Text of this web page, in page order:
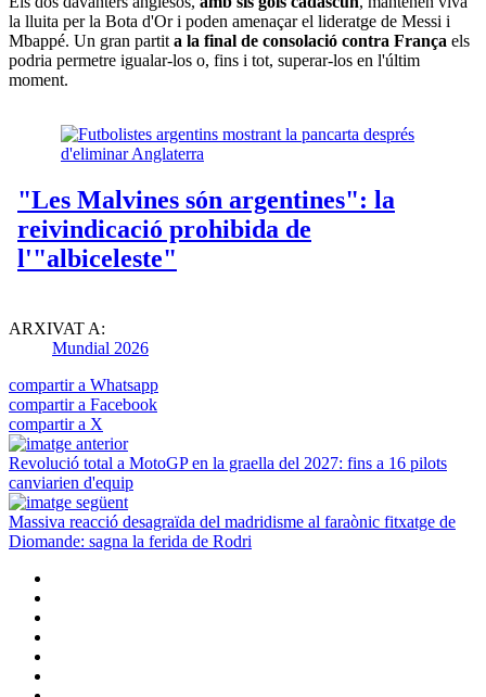
la lluita per la Bota d'Or i poden amenaçar el lideratge de Messi i
Mbappé. Un gran partit a la final de consolació contra França els
podria permetre igualar-los o, fins i tot, superar-los en l'últim
moment.
ARXIVAT A:
Mundial 2026
compartir a Whatsapp
compartir a Facebook
compartir a X
Revolució total a MotoGP en la graella del 2027: fins a 16 pilots
canviarien d'equip
Massiva reacció desagraïda del madridisme al faraònic fitxatge de
Diomande: sagna la ferida de Rodri